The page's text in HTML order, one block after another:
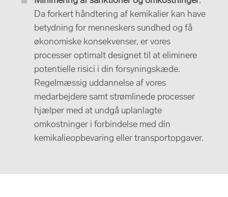
Da forkert håndtering af kemikalier kan have
betydning for menneskers sundhed og få
økonomiske konsekvenser, er vores
processer optimalt designet til at eliminere
potentielle risici i din forsyningskæde.
Regelmæssig uddannelse af vores
medarbejdere samt strømlinede processer
hjælper med at undgå uplanlagte
omkostninger i forbindelse med din
kemikalieopbevaring eller transportopgaver.